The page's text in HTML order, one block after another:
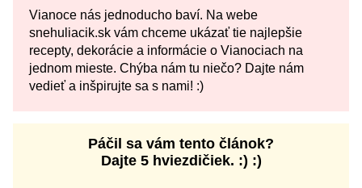
Vianoce nás jednoducho baví. Na webe
snehuliacik.sk vám chceme ukázať tie najlepšie
recepty, dekorácie a informácie o Vianociach na
jednom mieste. Chýba nám tu niečo? Dajte nám
vedieť a inšpirujte sa s nami! :)
Páčil sa vám tento článok?
Dajte 5 hviezdičiek. :) :)